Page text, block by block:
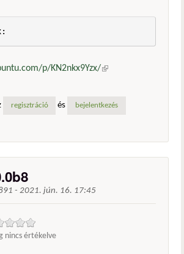
p/KN2nkx9Yzx/(külső
regisztráció és bejelentkezés
- 2021. jún. 16. 17:45
nincs értékelve